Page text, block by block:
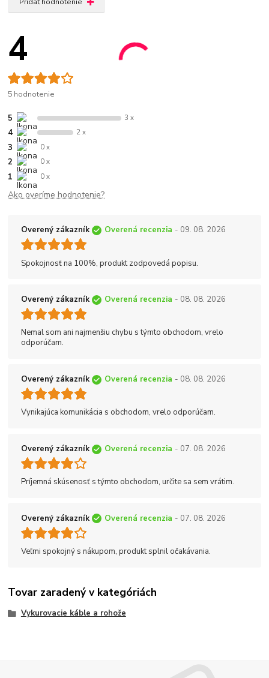
4
5 hodnotenie
5 3 x
4 2 x
3 0 x
2 0 x
1 0 x
Ako overíme hodnotenie?
Overený zákazník Overená recenzia - 09. 08. 2026
Spokojnosť na 100%, produkt zodpovedá popisu.
Overený zákazník Overená recenzia - 08. 08. 2026
Nemal som ani najmenšiu chybu s týmto obchodom, vrelo
odporúčam.
Overený zákazník Overená recenzia - 08. 08. 2026
Vynikajúca komunikácia s obchodom, vrelo odporúčam.
Overený zákazník Overená recenzia - 07. 08. 2026
Príjemná skúsenosť s týmto obchodom, určite sa sem vrátim.
Overený zákazník Overená recenzia - 07. 08. 2026
Veľmi spokojný s nákupom, produkt splnil očakávania.
Tovar zaradený v kategóriách
Vykurovacie káble a rohože